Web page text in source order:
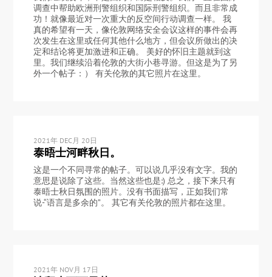
调查中帮助欧洲刑警组织和国际刑警组织。而且非常成
功！就像最近对一次重大的反空间行动调查一样。 我
真的希望有一天，像伦敦网络安全会议这样的事件会再
次发生在这里或任何其他什么地方，但会议所做出的决
定和结论将更加激进和正确。 美好的怀旧主题就到这
里。我们继续沿着伦敦的大街小巷寻游。但这是为了另
外一个帖子：） 有关伦敦的其它照片在这里。
2021年 DEC月 20日
泰晤士河畔秋日。
这是一个不同寻常的帖子。可以说几乎没有文字。我的
意思是说除了这些。当然这些也是:) 总之，接下来只有
泰晤士秋日氛围的照片。没有书面描写，正如我们常
说-“语言是多余的”。 其它有关伦敦的照片都在这里。
2021年 NOV月 17日